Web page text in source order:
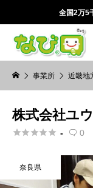
全国2万5
事業所 近畿地
株式会社ユ
 -  0
奈良県